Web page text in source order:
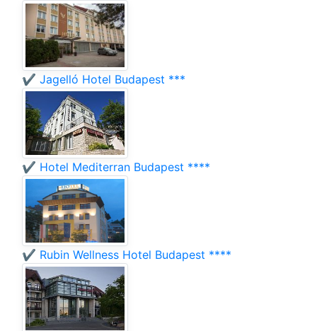
✔️ Jagelló Hotel Budapest ***
✔️ Hotel Mediterran Budapest ****
✔️ Rubin Wellness Hotel Budapest ****